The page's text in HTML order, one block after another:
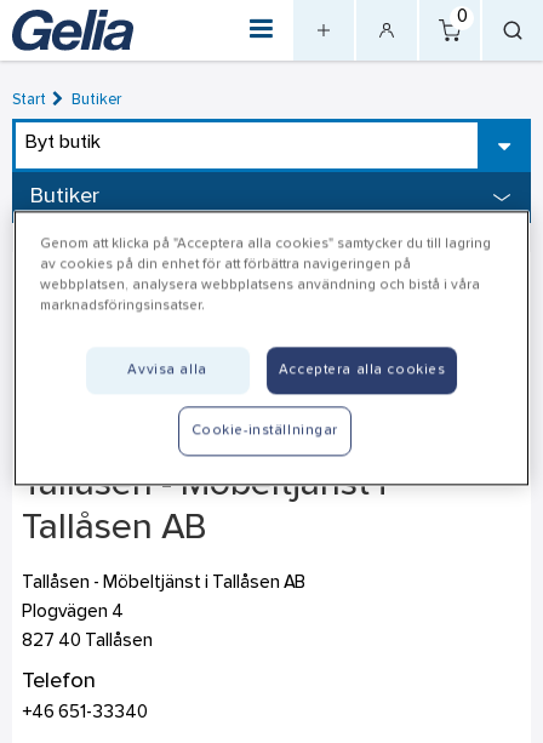
0
Start Butiker
Byt butik
Butiker
Tallåsen - Möbeltjänst i
Tallåsen AB
Tallåsen - Möbeltjänst i Tallåsen AB
Plogvägen 4
827 40
Tallåsen
Telefon
+46 651-33340
Genom att klicka på "Acceptera alla cookies" samtycker du till lagring
av cookies på din enhet för att förbättra navigeringen på
webbplatsen, analysera webbplatsens användning och bistå i våra
marknadsföringsinsatser.
Avvisa alla Acceptera alla cookies
Cookie-inställningar